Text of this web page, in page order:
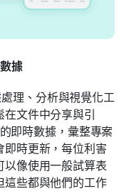
據
理、分析與視覺化工
文件中分享與引
即時數據，彙整專案
時更新，每位利害
像使用一般試算表
些都與他們的工作